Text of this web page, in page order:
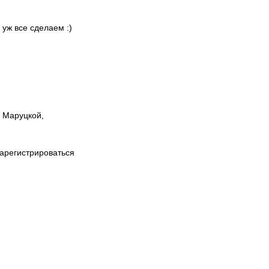
уж все сделаем :)